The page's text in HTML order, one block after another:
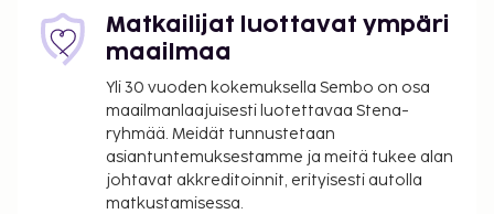
Matkailijat luottavat ympäri
maailmaa
Yli 30 vuoden kokemuksella Sembo on osa
maailmanlaajuisesti luotettavaa Stena-
ryhmää. Meidät tunnustetaan
asiantuntemuksestamme ja meitä tukee alan
johtavat akkreditoinnit, erityisesti autolla
matkustamisessa.